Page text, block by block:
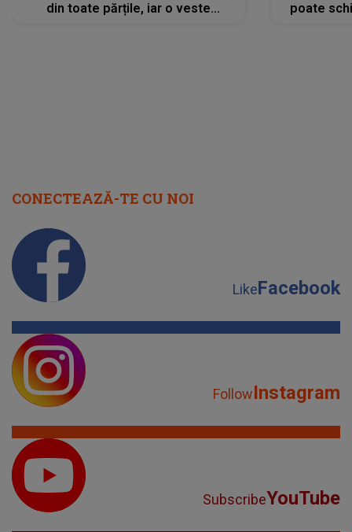
din toate părțile, iar o veste
poate
CONECTEAZĂ-TE CU NOI
LikeFacebook
FollowInstagram
SubscribeYouTube